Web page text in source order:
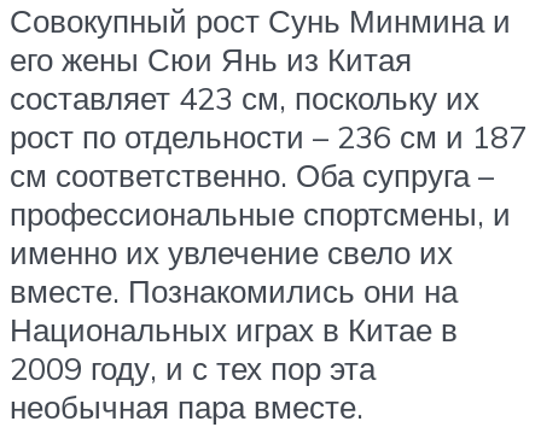
Совокупный рост Сунь Минмина и
его жены Сюи Янь из Китая
составляет 423 см, поскольку их
рост по отдельности – 236 см и 187
см соответственно. Оба супруга –
профессиональные спортсмены, и
именно их увлечение свело их
вместе. Познакомились они на
Национальных играх в Китае в
2009 году, и с тех пор эта
необычная пара вместе.